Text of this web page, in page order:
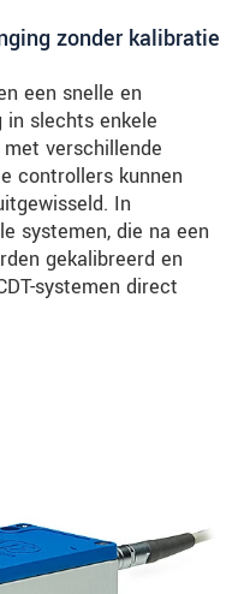
zonder kalibratie
een snelle en
in slechts enkele
verschillende
controllers kunnen
In
systemen, die na een
gekalibreerd en
systemen direct